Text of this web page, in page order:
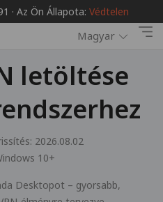
· Az Ön Állapota: Védtelen
Magyar
letöltése
2026.08.02
10+
Desktopot – gyorsabb,